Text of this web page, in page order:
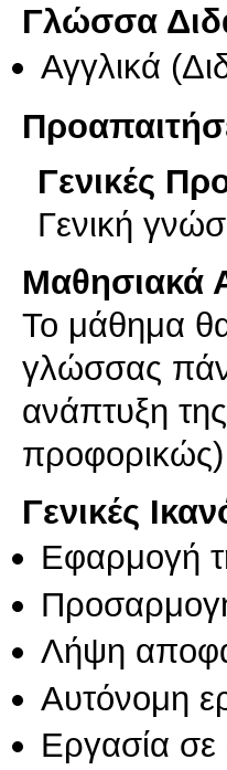
Γλώσσα
Αγγλικά
Γενικές
Γενική
Μαθησιακά
Το μάθημα
γλώσσας
ανάπτυξη
Γενικές
Εφαρμογή
Λήψη
Αυτόνομη
Εργασία σε